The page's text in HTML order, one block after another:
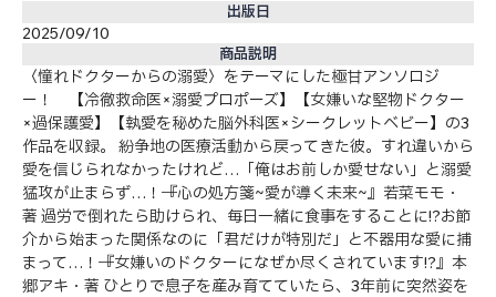
出版日
2025/09/10
商品説明
〈憧れドクターからの溺愛〉をテーマにした極甘アンソロジ
ー！ 【冷徹救命医×溺愛プロポーズ】【女嫌いな堅物ドクター
×過保護愛】【執愛を秘めた脳外科医×シークレットベビー】の3
作品を収録。 紛争地の医療活動から戻ってきた彼。すれ違いから
愛を信じられなかったけれど…「俺はお前しか愛せない」と溺愛
猛攻が止まらず…！──『心の処方箋~愛が導く未来~』若菜モモ・
著 過労で倒れたら助けられ、毎日一緒に食事をすることに!?お節
介から始まった関係なのに「君だけが特別だ」と不器用な愛に捕
まって…！──『女嫌いのドクターになぜか尽くされています!?』本
郷アキ・著 ひとりで息子を産み育てていたら、3年前に突然姿を